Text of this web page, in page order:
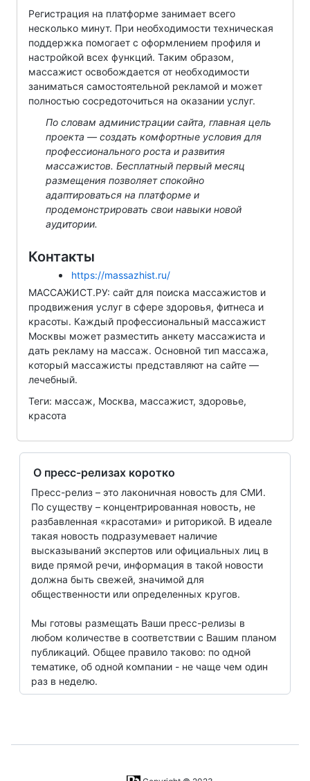
Регистрация на платформе занимает всего
несколько минут. При необходимости техническая
поддержка помогает с оформлением профиля и
настройкой всех функций. Таким образом,
массажист освобождается от необходимости
заниматься самостоятельной рекламой и может
полностью сосредоточиться на оказании услуг.
По словам администрации сайта, главная цель
проекта — создать комфортные условия для
профессионального роста и развития
массажистов. Бесплатный первый месяц
размещения позволяет спокойно
адаптироваться на платформе и
продемонстрировать свои навыки новой
аудитории.
Контакты
https://massazhist.ru/
МАССАЖИСТ.РУ: сайт для поиска массажистов и
продвижения услуг в сфере здоровья, фитнеса и
красоты. Каждый профессиональный массажист
Москвы может разместить анкету массажиста и
дать рекламу на массаж. Основной тип массажа,
который массажисты представляют на сайте —
лечебный.
Теги: массаж, Москва, массажист, здоровье,
красота
О пресс-релизах коротко
Пресс-релиз – это лаконичная новость для СМИ.
По существу – концентрированная новость, не
разбавленная «красотами» и риторикой. В идеале
такая новость подразумевает наличие
высказываний экспертов или официальных лиц в
виде прямой речи, информация в такой новости
должна быть свежей, значимой для
общественности или определенных кругов.
Мы готовы размещать Ваши пресс-релизы в
любом количестве в соответствии с Вашим планом
публикаций. Общее правило таково: по одной
тематике, об одной компании - не чаще чем один
раз в неделю.